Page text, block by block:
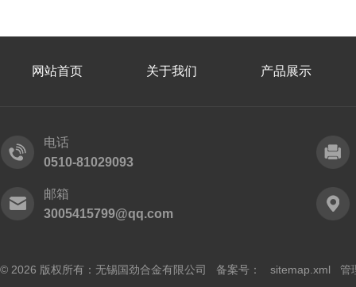
网站首页 关于我们 产品展示
电话
0510-81029093
邮箱
3005415799@qq.com
© 2026 版权所有：无锡国劲合金有限公司 备案号： sitemap.xml 管